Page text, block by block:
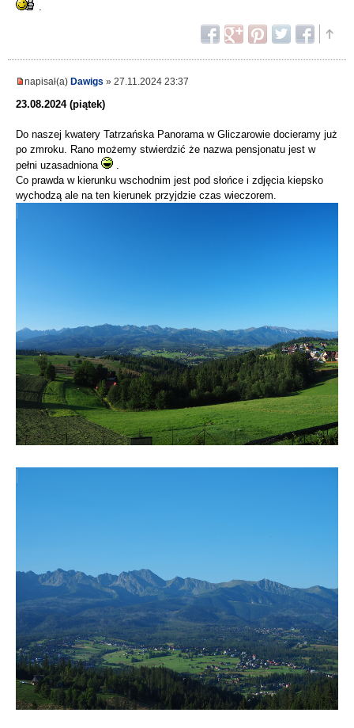
napisał(a) Dawigs » 27.11.2024 23:37
23.08.2024 (piątek)
Do naszej kwatery Tatrzańska Panorama w Gliczarowie docieramy już
po zmroku. Rano możemy stwierdzić że nazwa pensjonatu jest w
pełni uzasadniona
Co prawda w kierunku wschodnim jest pod słońce i zdjęcia kiepsko
wychodzą ale na ten kierunek przyjdzie czas wieczorem.